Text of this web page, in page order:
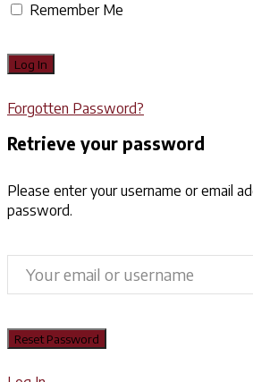
Remember Me
Forgotten Password?
Retrieve your password
Please enter your username or email
password.